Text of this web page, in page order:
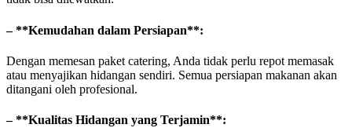
– **Kemudahan dalam Persiapan**:
Dengan memesan paket catering, Anda tidak perlu repot memasak
atau menyajikan hidangan sendiri. Semua persiapan makanan akan
ditangani oleh profesional.
– **Kualitas Hidangan yang Terjamin**: